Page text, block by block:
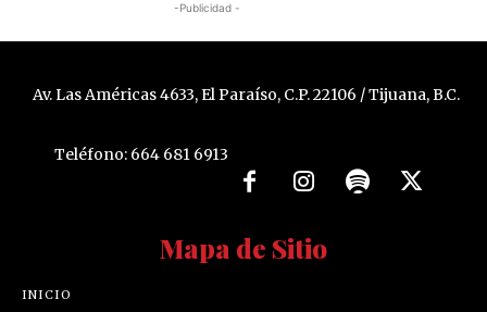
-Publicidad -
Av. Las Américas 4633, El Paraíso, C.P. 22106 / Tijuana, B.C.
Teléfono: 664 681 6913
Mapa de Sitio
INICIO